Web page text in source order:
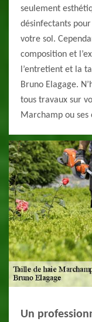
seulement
désinfectants pour
votre sol.
composition et
l’entretient et la
Bruno Elagage.
tous travaux sur
Marchamp ou ses
Un